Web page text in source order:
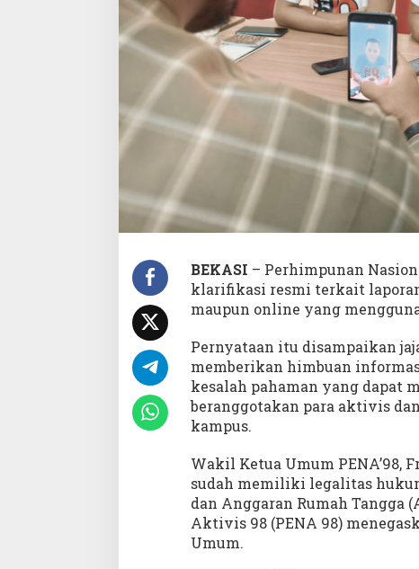
i
M
e
d
i
a
a
C
e
k
/
O
i
n
e
BEKASI – Perhimpunan
klarifikasi resmi terkait
maupun online yang
Pernyataan itu disampaikan
memberikan himbuan
kesalah pahaman yang dapat
beranggotakan para aktivis
kampus.
Wakil Ketua Umum PENA’98,
sudah memiliki legalitas
dan Anggaran Rumah Tangga
Aktivis 98 (PENA 98)
Umum.